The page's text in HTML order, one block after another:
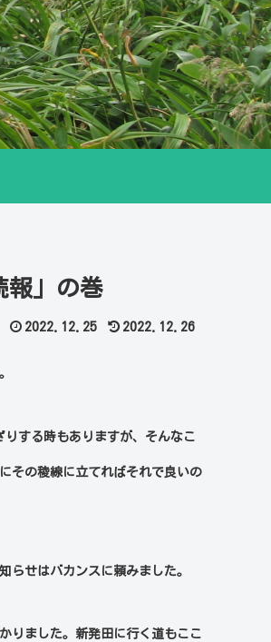
報」の巻
2022.12.25 2022.12.26
する時もありますが、そんなこ
その稜線に立てればそれで良いの
らせはバカンスに頼みました。
りました。新発田に行く道もここ